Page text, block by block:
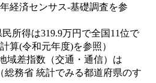
経済センサス‐基礎調査を参
所得は319.9万円で全国11位で
算(令和元年度)を参照）
域差指数（交通・通信）は
総務省 統計でみる都道府県のす